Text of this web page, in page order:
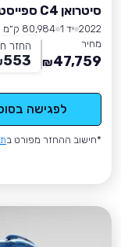
סיטרואן C4 ספייסטורר
2022 יד 1
80,984 ק״מ
מחיר
47,759
₪
החזר
553
לפגישה
*חישוב ההחזר מפורט ב